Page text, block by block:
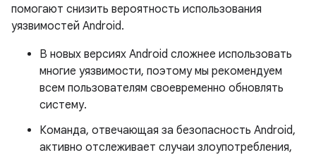
помогают снизить вероятность использования
уязвимостей Android.
В новых версиях Android сложнее использовать
многие уязвимости, поэтому мы рекомендуем
всем пользователям своевременно обновлять
систему.
Команда, отвечающая за безопасность Android,
активно отслеживает случаи злоупотребления,